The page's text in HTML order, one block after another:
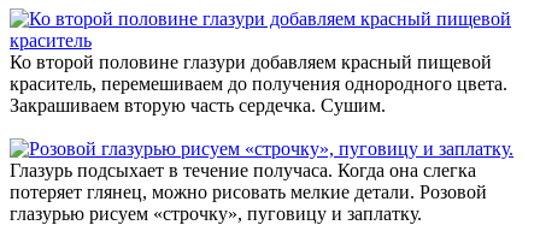
Ко второй половине глазури добавляем красный пищевой
краситель, перемешиваем до получения однородного цвета.
Закрашиваем вторую часть сердечка. Сушим.
Глазурь подсыхает в течение получаса. Когда она слегка
потеряет глянец, можно рисовать мелкие детали. Розовой
глазурью рисуем «строчку», пуговицу и заплатку.